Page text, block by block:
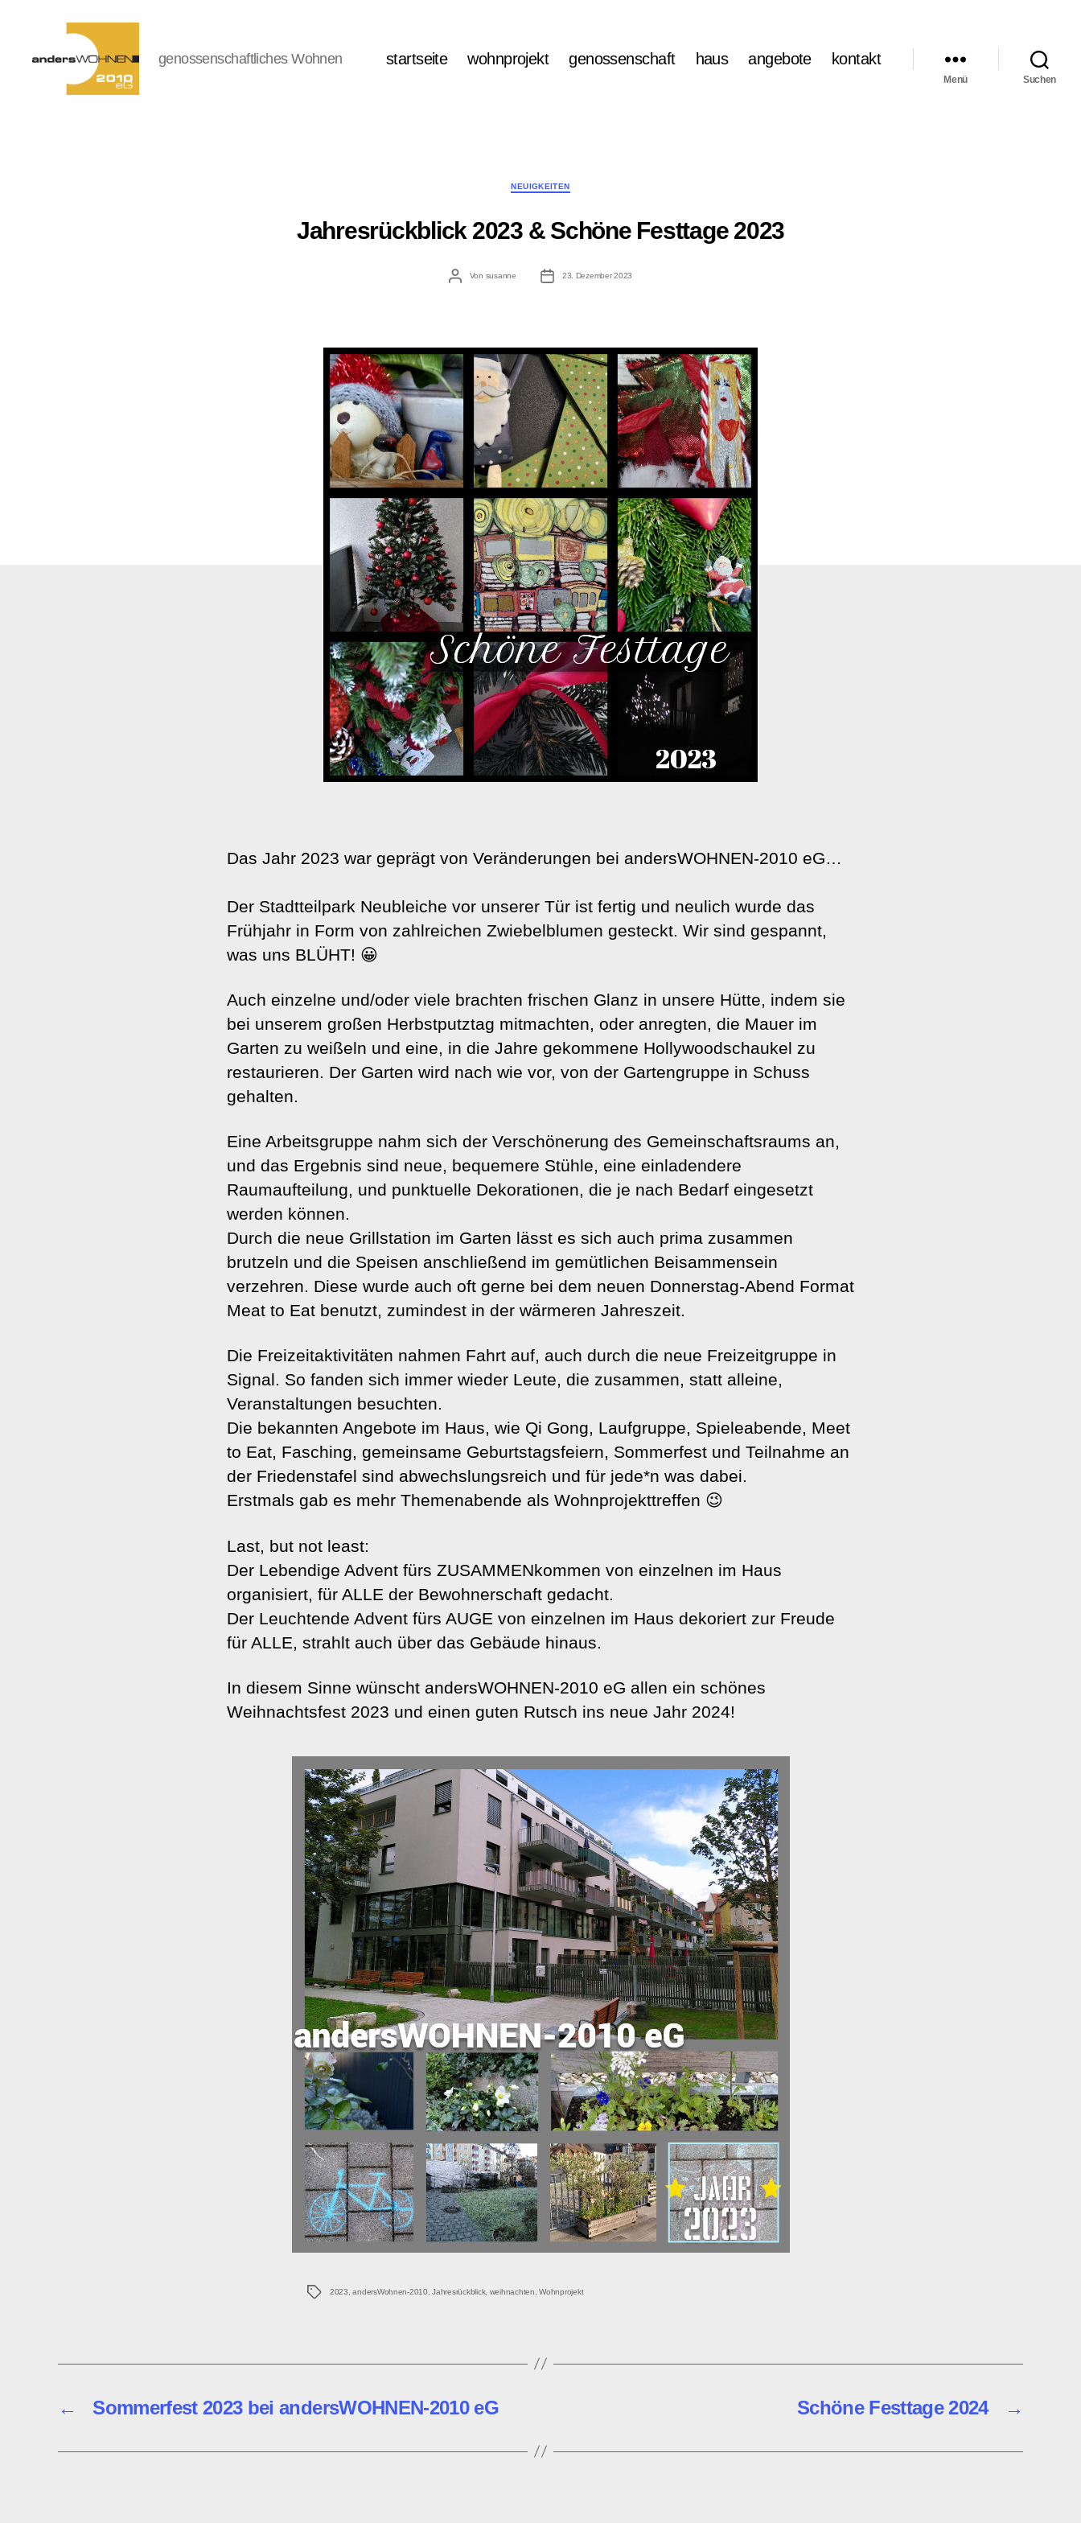
genossenschaftliches Wohnen startseite wohnprojekt genossenschaft haus angebote kontakt
Menü Suchen
Kategorien
NEUIGKEITEN
Jahresrückblick 2023 & Schöne Festtage 2023
Beitragsautor
Von susanne Veröffentlichungsdatum
23. Dezember 2023
Das Jahr 2023 war geprägt von Veränderungen bei andersWOHNEN-2010 eG…
Der Stadtteilpark Neubleiche vor unserer Tür ist fertig und neulich wurde das
Frühjahr in Form von zahlreichen Zwiebelblumen gesteckt. Wir sind gespannt,
was uns BLÜHT! 😀
Auch einzelne und/oder viele brachten frischen Glanz in unsere Hütte, indem sie
bei unserem großen Herbstputztag mitmachten, oder anregten, die Mauer im
Garten zu weißeln und eine, in die Jahre gekommene Hollywoodschaukel zu
restaurieren. Der Garten wird nach wie vor, von der Gartengruppe in Schuss
gehalten.
Eine Arbeitsgruppe nahm sich der Verschönerung des Gemeinschaftsraums an,
und das Ergebnis sind neue, bequemere Stühle, eine einladendere
Raumaufteilung, und punktuelle Dekorationen, die je nach Bedarf eingesetzt
werden können.
Durch die neue Grillstation im Garten lässt es sich auch prima zusammen
brutzeln und die Speisen anschließend im gemütlichen Beisammensein
verzehren. Diese wurde auch oft gerne bei dem neuen Donnerstag-Abend Format
Meat to Eat benutzt, zumindest in der wärmeren Jahreszeit.
Die Freizeitaktivitäten nahmen Fahrt auf, auch durch die neue Freizeitgruppe in
Signal. So fanden sich immer wieder Leute, die zusammen, statt alleine,
Veranstaltungen besuchten.
Die bekannten Angebote im Haus, wie Qi Gong, Laufgruppe, Spieleabende, Meet
to Eat, Fasching, gemeinsame Geburtstagsfeiern, Sommerfest und Teilnahme an
der Friedenstafel sind abwechslungsreich und für jede*n was dabei.
Erstmals gab es mehr Themenabende als Wohnprojekttreffen 😉
Last, but not least:
Der Lebendige Advent fürs ZUSAMMENkommen von einzelnen im Haus
organisiert, für ALLE der Bewohnerschaft gedacht.
Der Leuchtende Advent fürs AUGE von einzelnen im Haus dekoriert zur Freude
für ALLE, strahlt auch über das Gebäude hinaus.
In diesem Sinne wünscht andersWOHNEN-2010 eG allen ein schönes
Weihnachtsfest 2023 und einen guten Rutsch ins neue Jahr 2024!
Schlagwörter
2023,andersWohnen-2010,Jahresrückblick, weihnachten,Wohnprojekt
← Sommerfest 2023 bei andersWOHNEN-2010 eG →
Schöne Festtage 2024